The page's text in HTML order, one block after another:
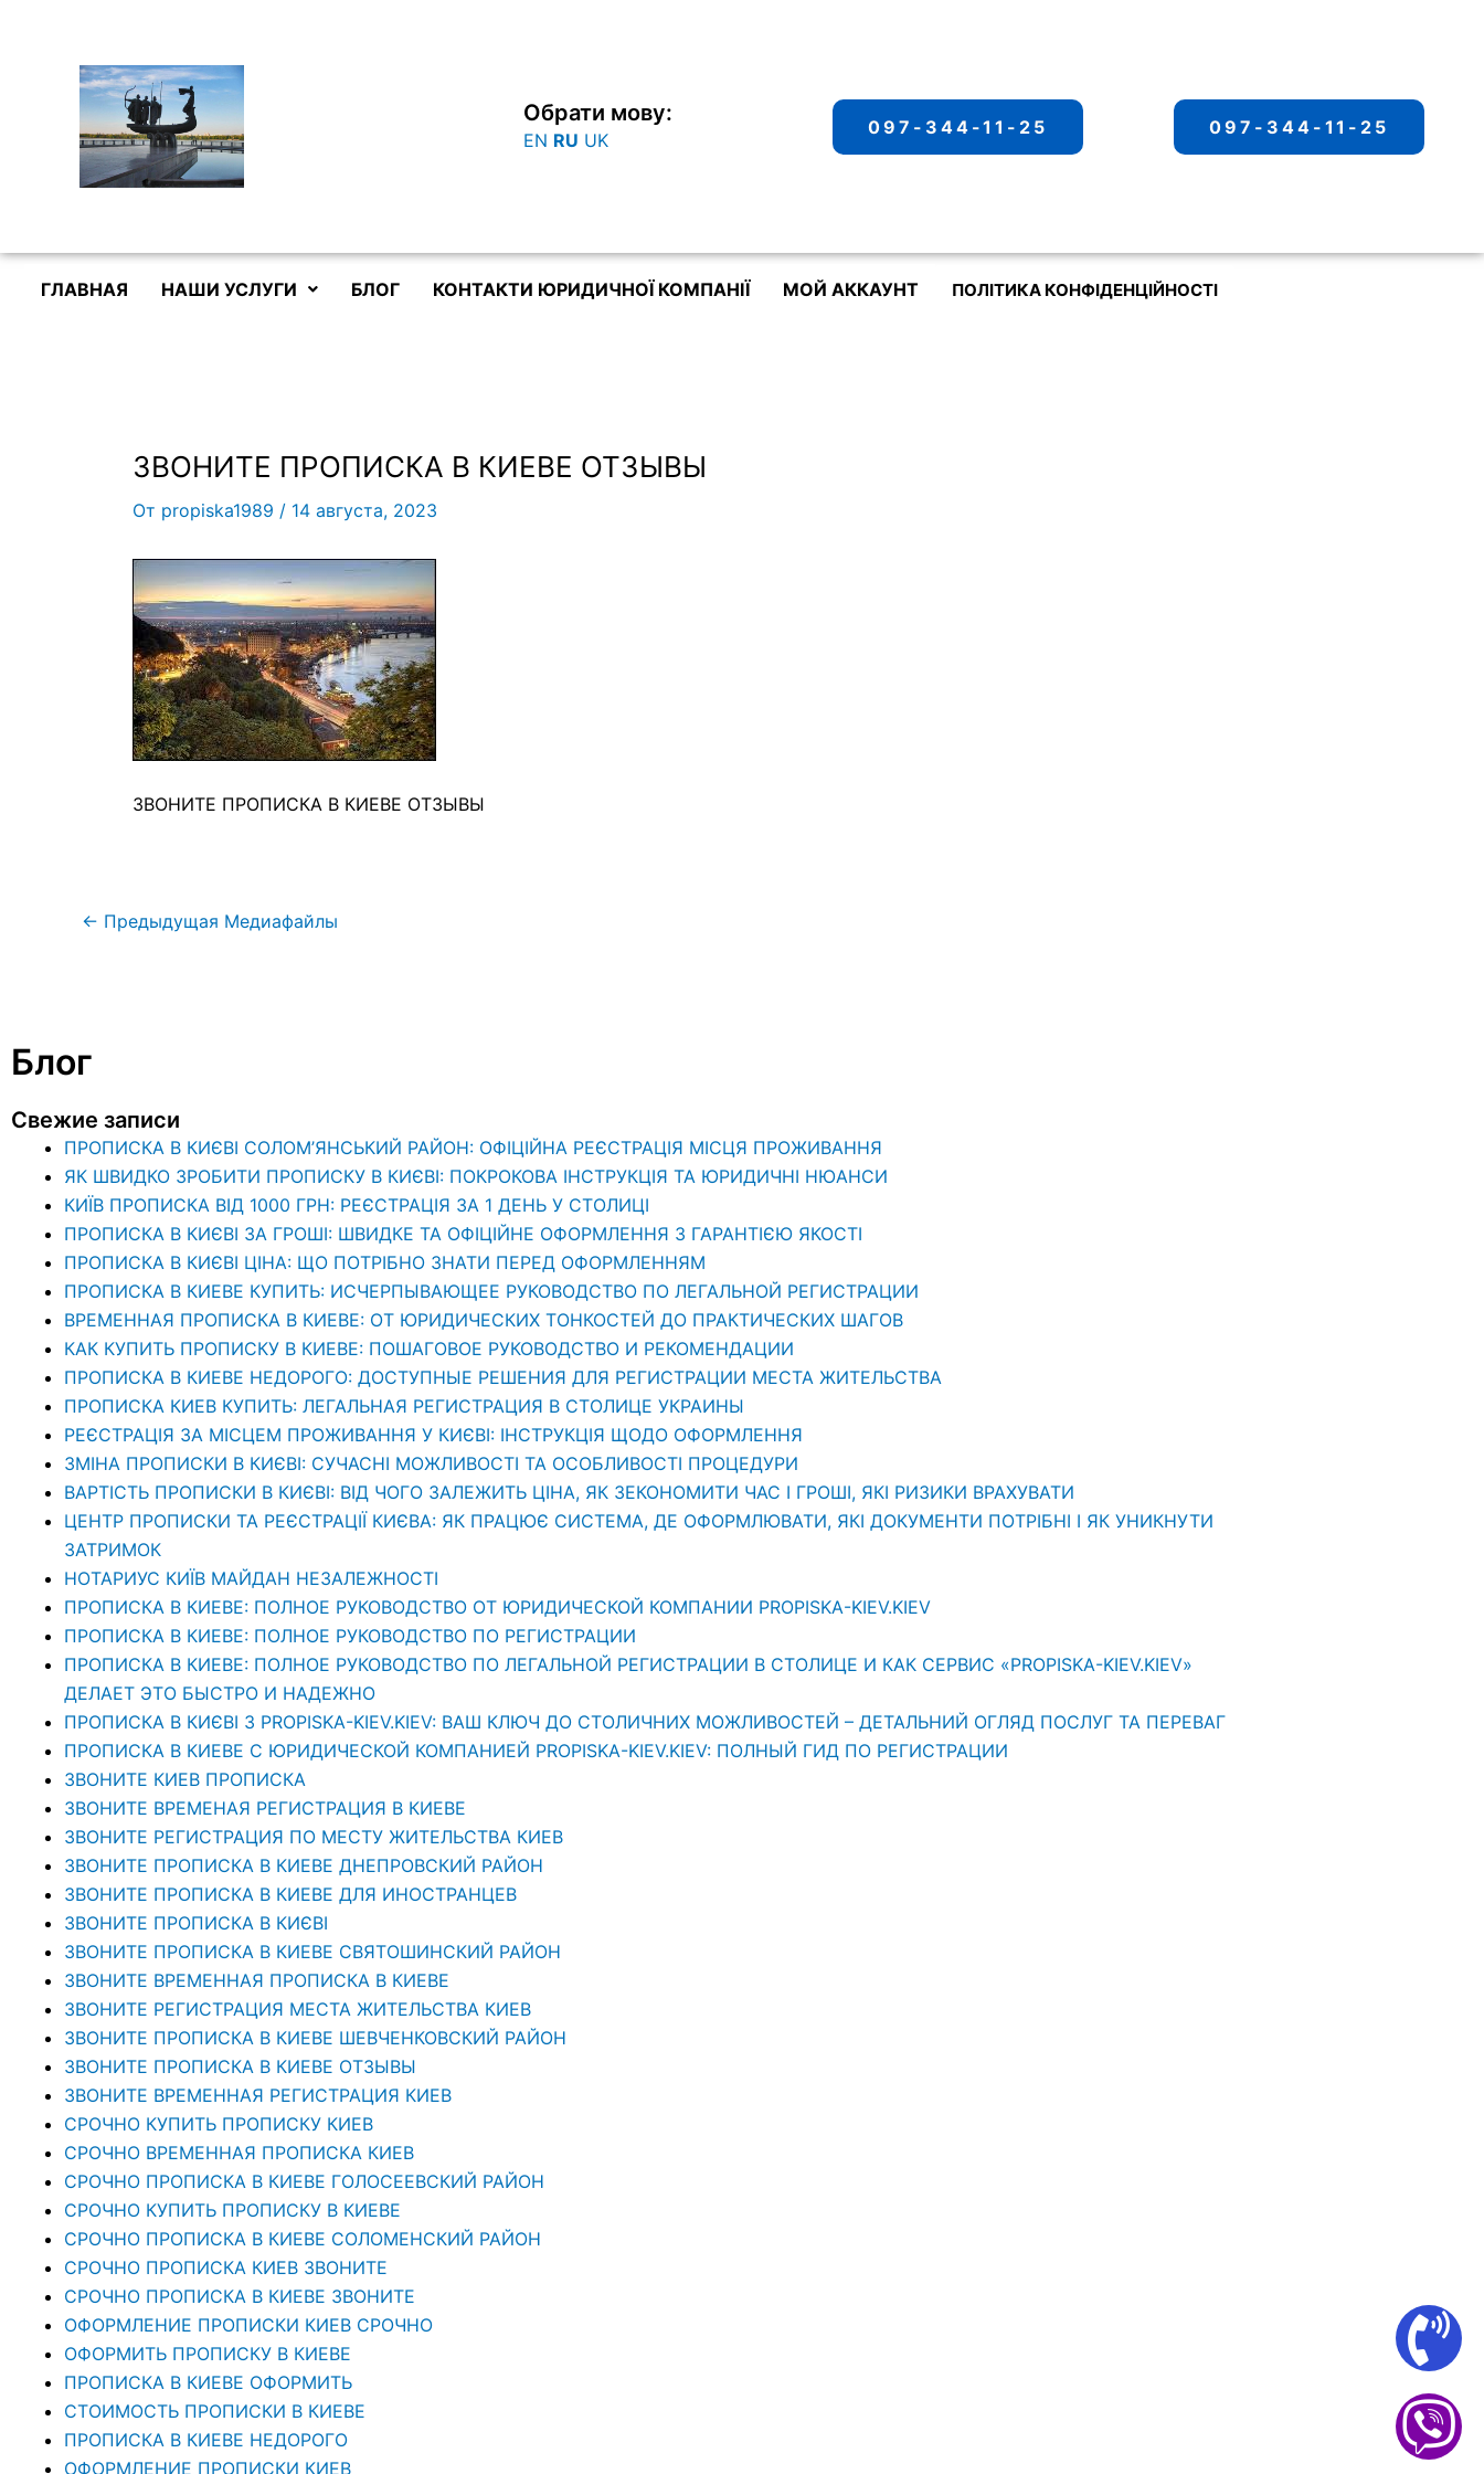
содержимому
Обрати мову:
EN RU UK
097-344-11-25 097-344-11-25
ГЛАВНАЯ НАШИ УСЛУГИ БЛОГ КОНТАКТИ ЮРИДИЧНОЇ КОМПАНІЇ МОЙ АККАУНТ ПОЛІТИКА КОНФІДЕНЦІЙНОСТІ
ЗВОНИТЕ ПРОПИСКА В КИЕВЕ ОТЗЫВЫ
От propiska1989 / 14 августа, 2023
ЗВОНИТЕ ПРОПИСКА В КИЕВЕ ОТЗЫВЫ
← Предыдущая Медиафайлы
Блог
Свежие записи
ПРОПИСКА В КИЄВІ СОЛОМ’ЯНСЬКИЙ РАЙОН: ОФІЦІЙНА РЕЄСТРАЦІЯ МІСЦЯ ПРОЖИВАННЯ
ЯК ШВИДКО ЗРОБИТИ ПРОПИСКУ В КИЄВІ: ПОКРОКОВА ІНСТРУКЦІЯ ТА ЮРИДИЧНІ НЮАНСИ
КИЇВ ПРОПИСКА ВІД 1000 ГРН: РЕЄСТРАЦІЯ ЗА 1 ДЕНЬ У СТОЛИЦІ
ПРОПИСКА В КИЄВІ ЗА ГРОШІ: ШВИДКЕ ТА ОФІЦІЙНЕ ОФОРМЛЕННЯ З ГАРАНТІЄЮ ЯКОСТІ
ПРОПИСКА В КИЄВІ ЦІНА: ЩО ПОТРІБНО ЗНАТИ ПЕРЕД ОФОРМЛЕННЯМ
ПРОПИСКА В КИЕВЕ КУПИТЬ: ИСЧЕРПЫВАЮЩЕЕ РУКОВОДСТВО ПО ЛЕГАЛЬНОЙ РЕГИСТРАЦИИ
ВРЕМЕННАЯ ПРОПИСКА В КИЕВЕ: ОТ ЮРИДИЧЕСКИХ ТОНКОСТЕЙ ДО ПРАКТИЧЕСКИХ ШАГОВ
КАК КУПИТЬ ПРОПИСКУ В КИЕВЕ: ПОШАГОВОЕ РУКОВОДСТВО И РЕКОМЕНДАЦИИ
ПРОПИСКА В КИЕВЕ НЕДОРОГО: ДОСТУПНЫЕ РЕШЕНИЯ ДЛЯ РЕГИСТРАЦИИ МЕСТА ЖИТЕЛЬСТВА
ПРОПИСКА КИЕВ КУПИТЬ: ЛЕГАЛЬНАЯ РЕГИСТРАЦИЯ В СТОЛИЦЕ УКРАИНЫ
РЕЄСТРАЦІЯ ЗА МІСЦЕМ ПРОЖИВАННЯ У КИЄВІ: ІНСТРУКЦІЯ ЩОДО ОФОРМЛЕННЯ
ЗМІНА ПРОПИСКИ В КИЄВІ: СУЧАСНІ МОЖЛИВОСТІ ТА ОСОБЛИВОСТІ ПРОЦЕДУРИ
ВАРТІСТЬ ПРОПИСКИ В КИЄВІ: ВІД ЧОГО ЗАЛЕЖИТЬ ЦІНА, ЯК ЗЕКОНОМИТИ ЧАС І ГРОШІ, ЯКІ РИЗИКИ ВРАХУВАТИ
ЦЕНТР ПРОПИСКИ ТА РЕЄСТРАЦІЇ КИЄВА: ЯК ПРАЦЮЄ СИСТЕМА, ДЕ ОФОРМЛЮВАТИ, ЯКІ ДОКУМЕНТИ ПОТРІБНІ І ЯК УНИКНУТИ
ЗАТРИМОК
НОТАРИУС КИЇВ МАЙДАН НЕЗАЛЕЖНОСТІ
ПРОПИСКА В КИЕВЕ: ПОЛНОЕ РУКОВОДСТВО ОТ ЮРИДИЧЕСКОЙ КОМПАНИИ PROPISKA-KIEV.KIEV
ПРОПИСКА В КИЕВЕ: ПОЛНОЕ РУКОВОДСТВО ПО РЕГИСТРАЦИИ
ПРОПИСКА В КИЕВЕ: ПОЛНОЕ РУКОВОДСТВО ПО ЛЕГАЛЬНОЙ РЕГИСТРАЦИИ В СТОЛИЦЕ И КАК СЕРВИС «PROPISKA-KIEV.KIEV»
ДЕЛАЕТ ЭТО БЫСТРО И НАДЕЖНО
ПРОПИСКА В КИЄВІ З PROPISKA-KIEV.KIEV: ВАШ КЛЮЧ ДО СТОЛИЧНИХ МОЖЛИВОСТЕЙ – ДЕТАЛЬНИЙ ОГЛЯД ПОСЛУГ ТА ПЕРЕВАГ
ПРОПИСКА В КИЕВЕ С ЮРИДИЧЕСКОЙ КОМПАНИЕЙ PROPISKA-KIEV.KIEV: ПОЛНЫЙ ГИД ПО РЕГИСТРАЦИИ
ЗВОНИТЕ КИЕВ ПРОПИСКА
ЗВОНИТЕ ВРЕМЕНАЯ РЕГИСТРАЦИЯ В КИЕВЕ
ЗВОНИТЕ РЕГИСТРАЦИЯ ПО МЕСТУ ЖИТЕЛЬСТВА КИЕВ
ЗВОНИТЕ ПРОПИСКА В КИЕВЕ ДНЕПРОВСКИЙ РАЙОН
ЗВОНИТЕ ПРОПИСКА В КИЕВЕ ДЛЯ ИНОСТРАНЦЕВ
ЗВОНИТЕ ПРОПИСКА В КИЄВІ
ЗВОНИТЕ ПРОПИСКА В КИЕВЕ СВЯТОШИНСКИЙ РАЙОН
ЗВОНИТЕ ВРЕМЕННАЯ ПРОПИСКА В КИЕВЕ
ЗВОНИТЕ РЕГИСТРАЦИЯ МЕСТА ЖИТЕЛЬСТВА КИЕВ
ЗВОНИТЕ ПРОПИСКА В КИЕВЕ ШЕВЧЕНКОВСКИЙ РАЙОН
ЗВОНИТЕ ПРОПИСКА В КИЕВЕ ОТЗЫВЫ
ЗВОНИТЕ ВРЕМЕННАЯ РЕГИСТРАЦИЯ КИЕВ
СРОЧНО КУПИТЬ ПРОПИСКУ КИЕВ
СРОЧНО ВРЕМЕННАЯ ПРОПИСКА КИЕВ
СРОЧНО ПРОПИСКА В КИЕВЕ ГОЛОСЕЕВСКИЙ РАЙОН
СРОЧНО КУПИТЬ ПРОПИСКУ В КИЕВЕ
CРОЧНО ПРОПИСКА В КИЕВЕ СОЛОМЕНСКИЙ РАЙОН
СРОЧНО ПРОПИСКА КИЕВ ЗВОНИТЕ
СРОЧНО ПРОПИСКА В КИЕВЕ ЗВОНИТЕ
ОФОРМЛЕНИЕ ПРОПИСКИ КИЕВ СРОЧНО
ОФОРМИТЬ ПРОПИСКУ В КИЕВЕ
ПРОПИСКА В КИЕВЕ ОФОРМИТЬ
СТОИМОСТЬ ПРОПИСКИ В КИЕВЕ
ПРОПИСКА В КИЕВЕ НЕДОРОГО
ОФОРМЛЕНИЕ ПРОПИСКИ КИЕВ